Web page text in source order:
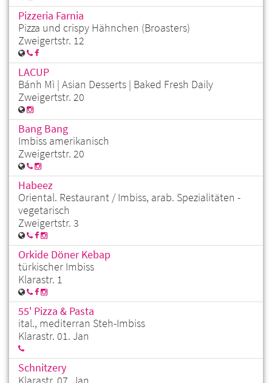
Pizzeria Farnia
Pizza und crispy Hähnchen (Broasters)
Zweigertstr. 12
LACUP
Bánh Mì | Asian Desserts | Baked Fresh Daily
Zweigertstr. 20
Bang Bang
Imbiss amerikanisch
Zweigertstr. 20
Habeez
Oriental. Restaurant / Imbiss, arab. Spezialitäten -
vegetarisch
Zweigertstr. 3
Orkide Döner Kebap
türkischer Imbiss
Klarastr. 1
55' Pizza & Pasta
ital., mediterran Steh-Imbiss
Klarastr. 01. Jan
Schnitzery